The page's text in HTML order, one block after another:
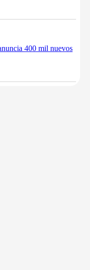
400 mil nuevos